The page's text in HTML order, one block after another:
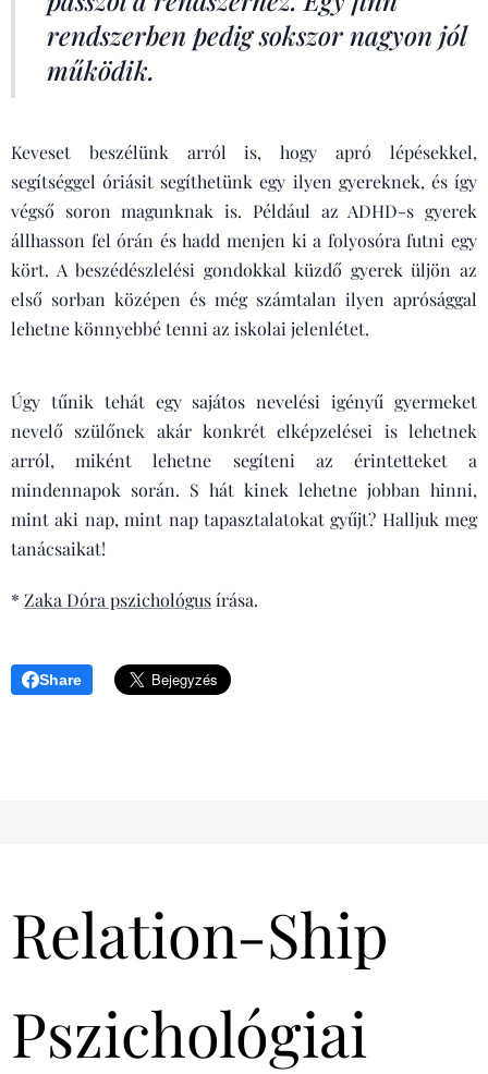
rendszerben pedig sokszor nagyon jól
működik.
Keveset beszélünk arról is, hogy apró lépésekkel,
segítséggel óriásit segíthetünk egy ilyen gyereknek, és így
végső soron magunknak is. Például az ADHD-s gyerek
állhasson fel órán és hadd menjen ki a folyosóra futni egy
kört. A beszédészlelési gondokkal küzdő gyerek üljön az
első sorban középen és még számtalan ilyen aprósággal
lehetne könnyebbé tenni az iskolai jelenlétet.
Úgy tűnik tehát egy sajátos nevelési igényű gyermeket
nevelő szülőnek akár konkrét elképzelései is lehetnek
arról, miként lehetne segíteni az érintetteket a
mindennapok során. S hát kinek lehetne jobban hinni,
mint aki nap, mint nap tapasztalatokat gyűjt? Halljuk meg
tanácsaikat!
* Zaka Dóra pszichológusírása.
Share
Relation-Ship
Pszichológiai